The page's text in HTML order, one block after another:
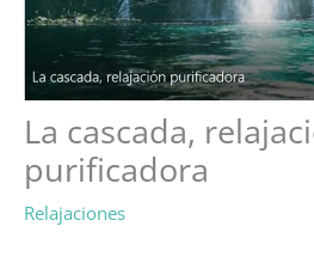
La cascada,
purificadora
Relajaciones